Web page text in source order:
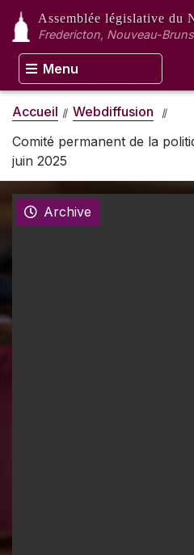
Assemblée législative du
Fredericton, Nouveau-
Menu
Accueil
Webdiffusion
Comité permanent de la
juin 2025
Archive